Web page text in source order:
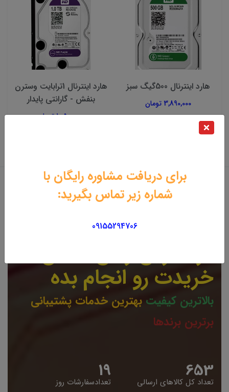
برای دریافت مشاوره رایگان با
شماره زیر تماس بگیرید:
09155294706
هارد اینترنال 500گیگ سبز
3,890,000 تومان
هارد اینترنال 1ترابایت وسترن
بنفش - گارانتی پایدار
10,500,000 تومان
خریدت رو انجام بده
بالاترین کیفیت بهترین خدمات پشتیبانی
برترین برندها
653
تعداد کل کالاهای ارسالی 19
تعدادسفارشات روز